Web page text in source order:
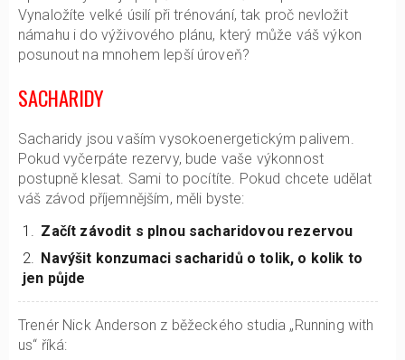
Vynaložíte velké úsilí při trénování, tak proč nevložit
námahu i do výživového plánu, který může váš výkon
posunout na mnohem lepší úroveň?
SACHARIDY
Sacharidy jsou vaším vysokoenergetickým palivem.
Pokud vyčerpáte rezervy, bude vaše výkonnost
postupně klesat. Sami to pocítíte. Pokud chcete udělat
váš závod příjemnějším, měli byste:
Začít závodit s plnou sacharidovou rezervou
Navýšit konzumaci sacharidů o tolik, o kolik to
jen půjde
Trenér Nick Anderson z běžeckého studia „Running with
us“ říká: